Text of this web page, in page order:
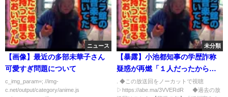
ニュース
【画像】最近の多部未華子さん
可愛すぎ問題について
c_img_param=; //img-
c.net/output/category/anime.js
未分類
【暴露】小池都知事の学歴詐称
疑惑が再燃「１人だったから首
席だった」舛添前都知事が小池
氏につかれた嘘｜ABEMA的ニュ
. ◆この放送回をノーカットで視聴
▷https://abe.ma/3VVERdR ◆過去の放